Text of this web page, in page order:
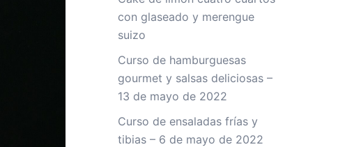
con glaseado y merengue
suizo
Curso de hamburguesas
gourmet y salsas deliciosas –
13 de mayo de 2022
Curso de ensaladas frías y
tibias – 6 de mayo de 2022